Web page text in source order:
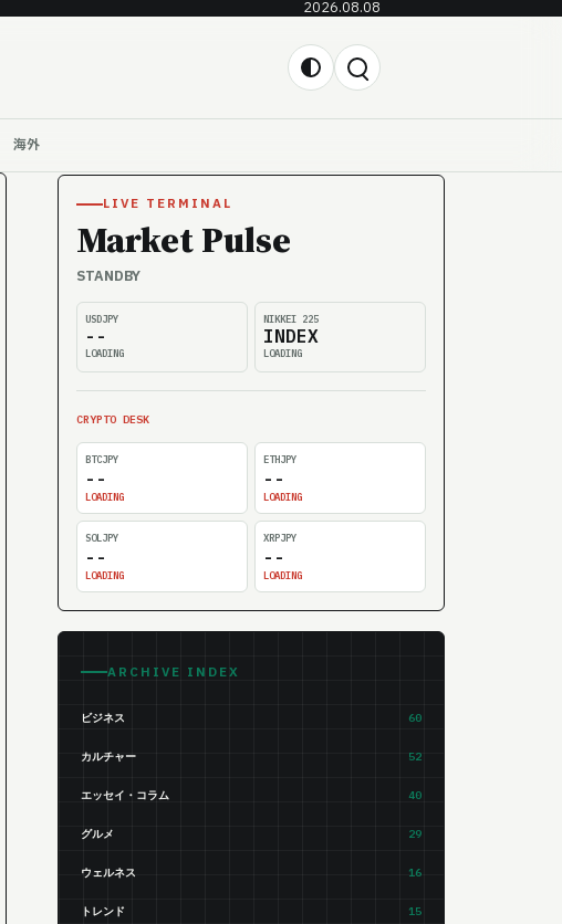
2026.08.08
海外
LIVE TERMINAL
Market Pulse
STANDBY
USDJPY
--
LOADING
NIKKEI 225
INDEX
LOADING
CRYPTO DESK
BTCJPY
--
LOADING
ETHJPY
--
LOADING
SOLJPY
--
LOADING
XRPJPY
--
LOADING
ARCHIVE INDEX
ビジネス 60
カルチャー 52
エッセイ・コラム 40
グルメ 29
ウェルネス 16
トレンド 15